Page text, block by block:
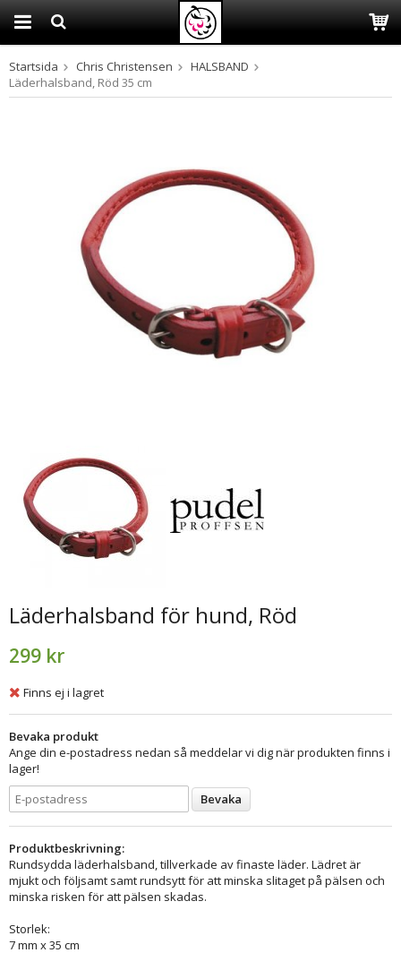
Produkten har blivit tillagd i varukorgen
Startsida Chris Christensen
HALSBAND
Läderhalsband, Röd 35 cm
Läderhalsband för hund, Röd
299 kr
Finns ej i lagret
Bevaka produkt
Ange din e-postadress nedan så meddelar vi dig när produkten finns i
lager!
Bevaka
Produktbeskrivning:
Rundsydda läderhalsband, tillverkade av finaste läder. Lädret är
mjukt och följsamt samt rundsytt för att minska slitaget på pälsen och
minska risken för att pälsen skadas.
Storlek:
7 mm x 35 cm